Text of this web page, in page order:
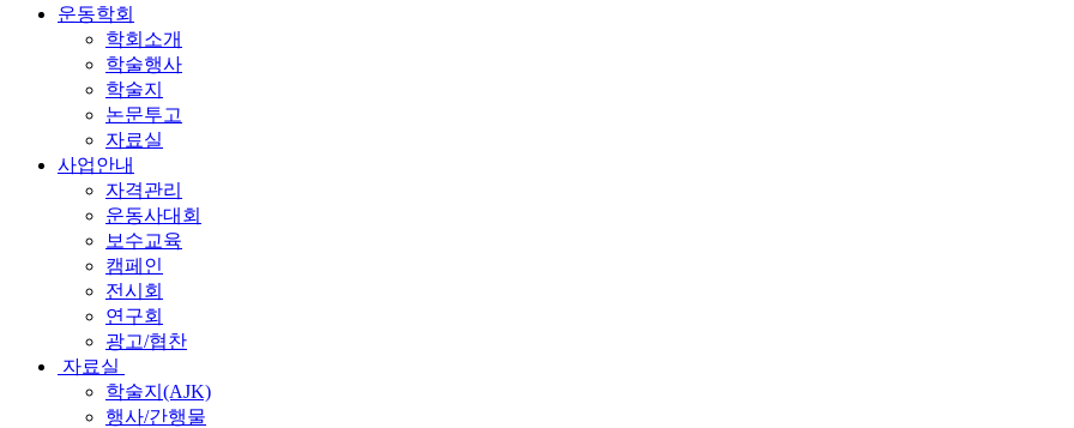
운동학회
학회소개
학술행사
학술지
논문투고
자료실
사업안내
자격관리
운동사대회
보수교육
캠페인
전시회
연구회
광고/협찬
자료실
학술지(AJK)
행사/간행물